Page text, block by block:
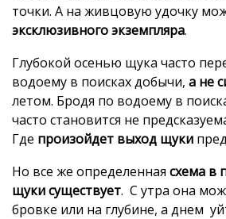
точки. А на живцовую удочку
эксклюзивного экземпляра.
Глубокой осенью щука часто
водоему в поисках добычи, а не
летом. Бродя по водоему в
часто становится не
Где произойдет выход щуки
Но все же определенная схема в
щуки существует. С утра она
бровке или на глубине, а днем